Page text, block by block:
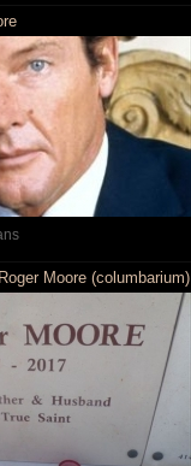
Moore (columbarium)